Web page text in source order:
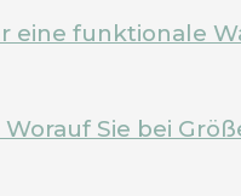
eine funktionale
Sie bei